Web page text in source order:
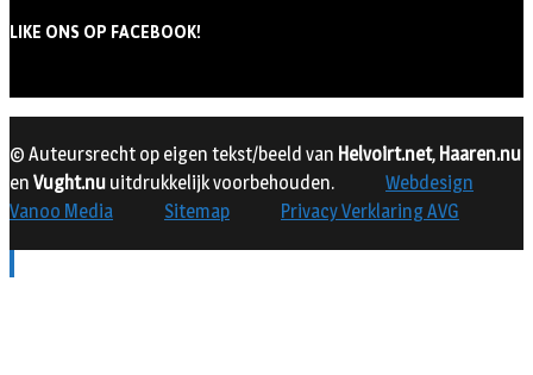
LIKE ONS OP FACEBOOK!
© Auteursrecht op eigen tekst/beeld van Helvoirt.net, Haaren.nu
en Vught.nu uitdrukkelijk voorbehouden.
Webdesign
Vanoo Media
Sitemap Privacy Verklaring AVG